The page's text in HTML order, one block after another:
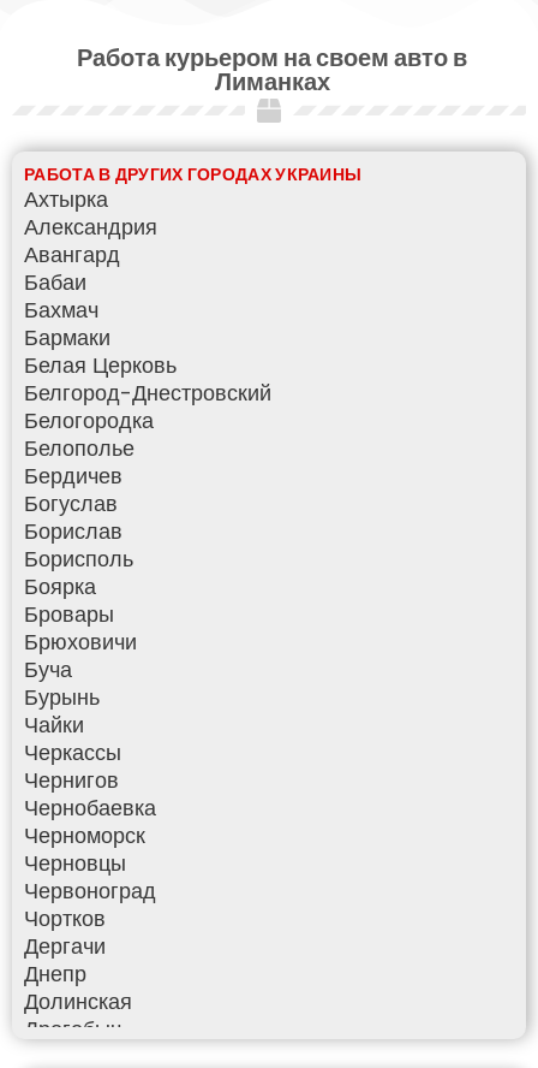
Работа курьером на своем авто в
Лиманках
РАБОТА В ДРУГИХ ГОРОДАХ УКРАИНЫ
Ахтырка
Александрия
Авангард
Бабаи
Бахмач
Бармаки
Белая Церковь
Белгород-Днестровский
Белогородка
Белополье
Бердичев
Богуслав
Борислав
Борисполь
Боярка
Бровары
Брюховичи
Буча
Бурынь
Чайки
Черкассы
Чернигов
Чернобаевка
Черноморск
Черновцы
Червоноград
Чортков
Дергачи
Днепр
Долинская
Дрогобыч